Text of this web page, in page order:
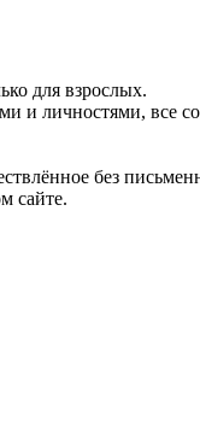
для взрослых.
и личностями, все
без
сайте.